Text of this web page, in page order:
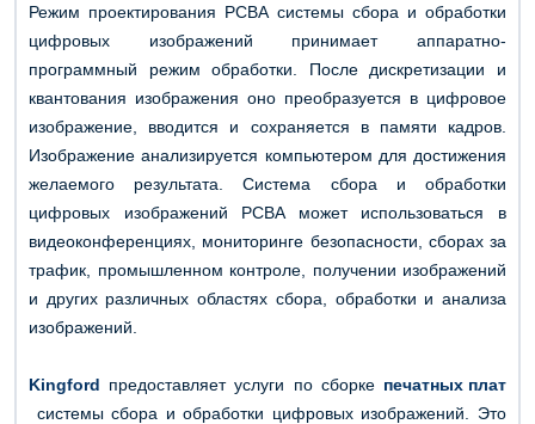
Режим проектирования PCBA системы сбора и обработки
цифровых изображений принимает аппаратно-
программный режим обработки. После дискретизации и
квантования изображения оно преобразуется в цифровое
изображение, вводится и сохраняется в памяти кадров.
Изображение анализируется компьютером для достижения
желаемого результата. Система сбора и обработки
цифровых изображений PCBA может использоваться в
видеоконференциях, мониторинге безопасности, сборах за
трафик, промышленном контроле, получении изображений
и других различных областях сбора, обработки и анализа
изображений.
Kingford предоставляет услуги по сборке печатных плат
системы сбора и обработки цифровых изображений. Это